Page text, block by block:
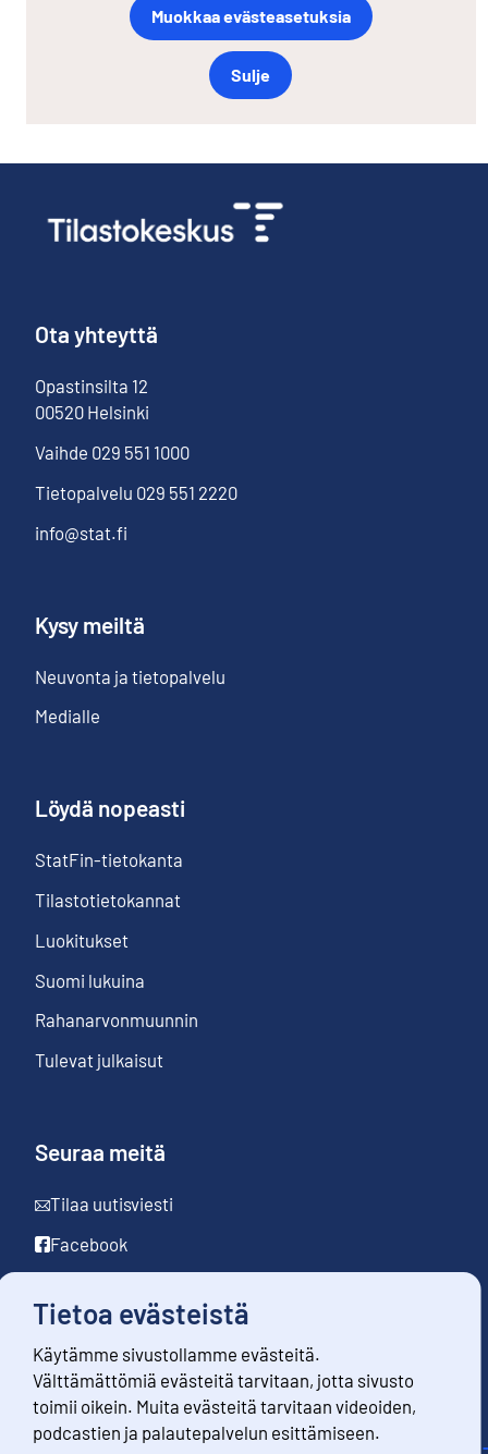
Tietoa evästeistä
Käytämme sivustollamme evästeitä.
Välttämättömiä evästeitä tarvitaan, jotta sivusto
toimii oikein. Muita evästeitä tarvitaan videoiden,
podcastien ja palautepalvelun esittämiseen.
Muokkaa evästeasetuksia
Sulje
Ota yhteyttä
Opastinsilta 12
00520 Helsinki
Vaihde 029 551 1000
Tietopalvelu 029 551 2220
info@stat.fi
Kysy meiltä
Neuvonta ja tietopalvelu
Medialle
Löydä nopeasti
StatFin-tietokanta
Tilastotietokannat
Luokitukset
Suomi lukuina
Rahanarvonmuunnin
Tulevat julkaisut
Seuraa meitä
Tilaa uutisviesti
Facebook
YouTube
Instagram